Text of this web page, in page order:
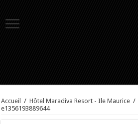
Accueil / Hôtel Maradiva Resort - Ile Maurice /
e1356193889644